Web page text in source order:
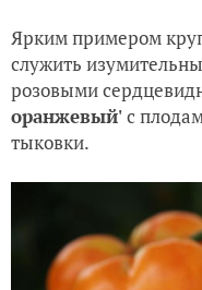
Ярким примером
служить
розовыми
оранжевый'с
тыковки.